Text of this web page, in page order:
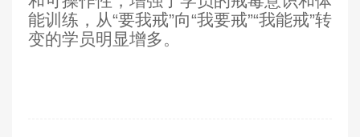
能训练，从“要我戒”向“我要戒”“我能戒”转
变的学员明显增多。